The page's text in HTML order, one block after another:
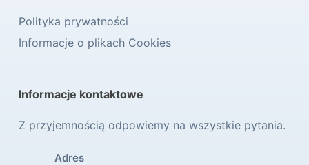
Polityka prywatności
Informacje o plikach Cookies
Informacje kontaktowe
Z przyjemnością odpowiemy na wszystkie pytania.
Adres